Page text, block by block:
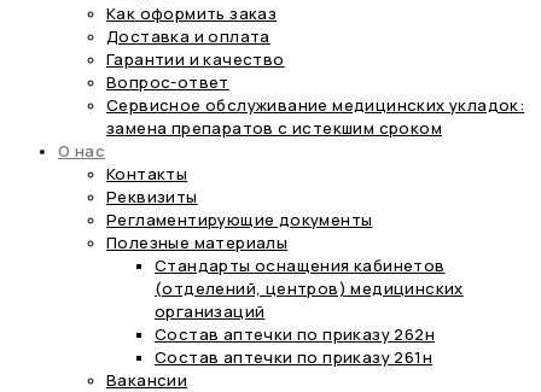
Как оформить заказ
Доставка и оплата
Гарантии и качество
Вопрос-ответ
Сервисное обслуживание медицинских укладок:
замена препаратов с истекшим сроком
О нас
Контакты
Реквизиты
Регламентирующие документы
Полезные материалы
Стандарты оснащения кабинетов
(отделений, центров) медицинских
организаций
Состав аптечки по приказу 262н
Состав аптечки по приказу 261н
Вакансии